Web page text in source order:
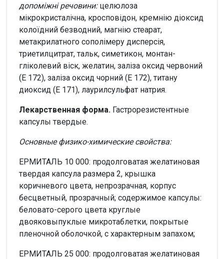
допоміжні речовини:целюлоза
мікрокристалічна, кросповідон, кремнію діоксид
колоїдний безводний, магнію стеарат,
метакрилатного сополімеру дисперсія,
триетилцитрат, тальк, симетикон, монтан-
гліколевий віск, желатин, заліза оксид червоний
(Е 172), заліза оксид чорний (Е 172), титану
диоксид (Е 171), лаурилсульфат натрия.
Лекарственная форма. Гастрорезистентные
капсулы твердые.
Основные физико-химические свойства:
ЕРМИТАЛЬ 10 000: продолговатая желатиновая
твердая капсула размера 2, крышка
коричневого цвета, непрозрачная, корпус
бесцветный, прозрачный; содержимое капсулы:
беловато-серого цвета круглые
двояковыпуклые микротаблетки, покрытые
пленочной оболочкой, с характерным запахом;
ЕРМИТАЛЬ 25 000: продолговатая желатиновая